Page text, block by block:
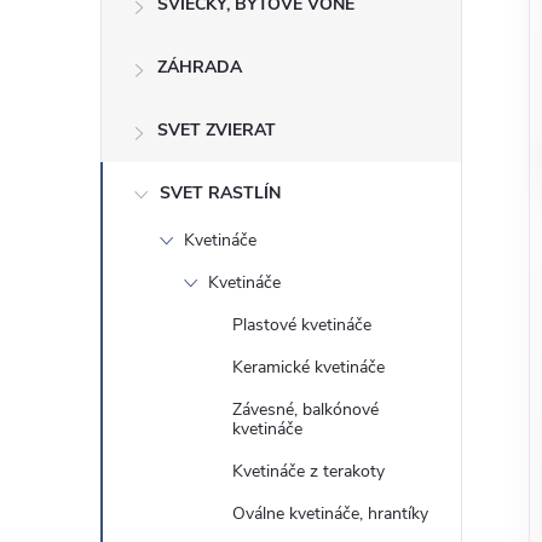
p
ZÁHRADA
SVET ZVIERAT
SVET RASTLÍN
Kvetináče
Kvetináče
Plastové kvetináče
Keramické kvetináče
Závesné, balkónové
kvetináče
Kvetináče z terakoty
Oválne kvetináče, hrantíky